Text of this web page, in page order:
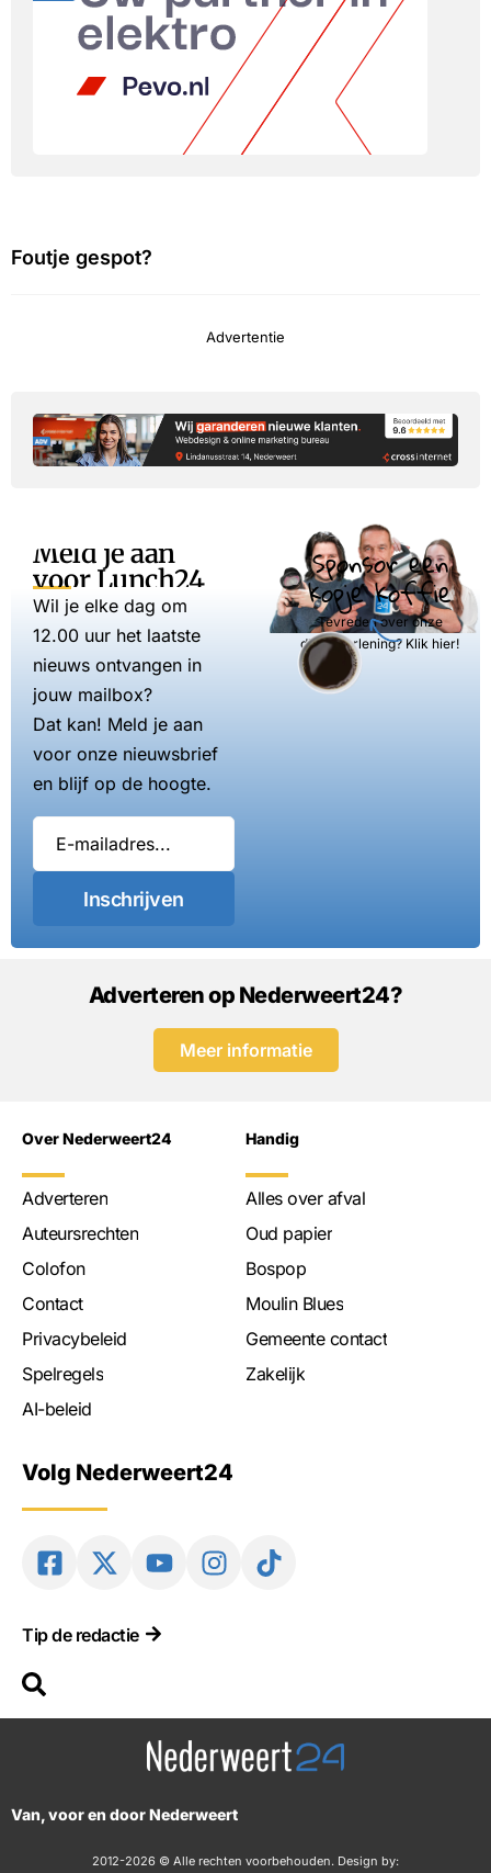
Foutje gespot?
Advertentie
Meld je aan
voor Lunch24
Wil je elke dag om
12.00 uur het laatste
nieuws ontvangen in
jouw mailbox?
Dat kan! Meld je aan
voor onze nieuwsbrief
en blijf op de hoogte.
Inschrijven
Sponsor een
kopje koffie
Tevreden over onze
dienstverlening? Klik hier!
Adverteren op Nederweert24?
Meer informatie
Over Nederweert24
Adverteren
Auteursrechten
Colofon
Contact
Privacybeleid
Spelregels
AI-beleid
Handig
Alles over afval
Oud papier
Bospop
Moulin Blues
Gemeente contact
Zakelijk
Volg Nederweert24
Tip de redactie
Van, voor en door Nederweert
2012-2026 © Alle rechten voorbehouden. Design by: